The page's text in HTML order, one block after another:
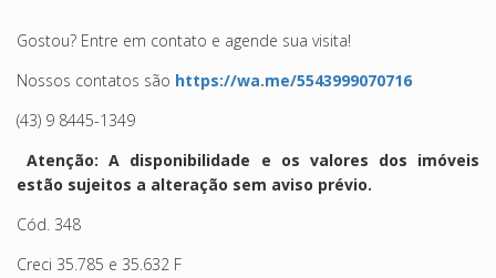
Gostou? Entre em contato e agende sua visita!
Nossos contatos são https://wa.me/5543999070716
(43) 9 8445-1349
Atenção: A disponibilidade e os valores dos imóveis
estão sujeitos a alteração sem aviso prévio.
Cód. 348
Creci 35.785 e 35.632 F